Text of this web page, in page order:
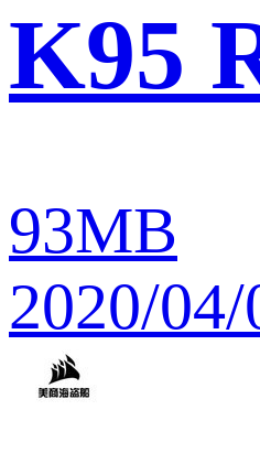
K95
93MB
2020/04/